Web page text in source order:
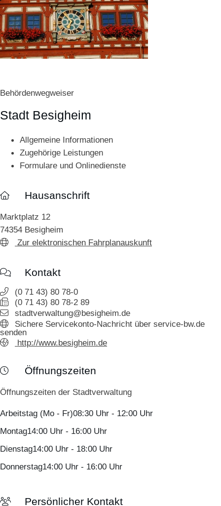
Behördenwegweiser
Stadt Besigheim
Allgemeine Informationen
Zugehörige Leistungen
Formulare und Onlinedienste
Hausanschrift
Marktplatz 12
74354 Besigheim
Zur elektronischen Fahrplanauskunft
Kontakt
(0 71 43) 80 78-0
(0 71 43) 80 78-2 89
stadtverwaltung@besigheim.de
Sichere Servicekonto-Nachricht über service-bw.de
senden
http://www.besigheim.de
Öffnungszeiten
Öffnungszeiten der Stadtverwaltung
Arbeitstag (Mo - Fr)08:30 Uhr - 12:00 Uhr
Montag14:00 Uhr - 16:00 Uhr
Dienstag14:00 Uhr - 18:00 Uhr
Donnerstag14:00 Uhr - 16:00 Uhr
Persönlicher Kontakt